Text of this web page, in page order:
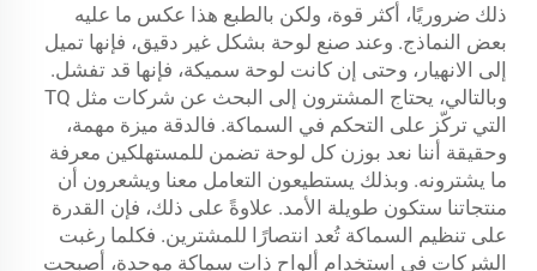
ذلك ضروريًا، أكثر قوة، ولكن بالطبع هذا عكس ما عليه
بعض النماذج. وعند صنع لوحة بشكل غير دقيق، فإنها تميل
إلى الانهيار، وحتى إن كانت لوحة سميكة، فإنها قد تفشل.
وبالتالي، يحتاج المشترون إلى البحث عن شركات مثل TQ
التي تركّز على التحكم في السماكة. فالدقة ميزة مهمة،
وحقيقة أننا نعد بوزن كل لوحة تضمن للمستهلكين معرفة
ما يشترونه. وبذلك يستطيعون التعامل معنا ويشعرون أن
منتجاتنا ستكون طويلة الأمد. علاوةً على ذلك، فإن القدرة
على تنظيم السماكة تُعد انتصارًا للمشترين. فكلما رغبت
الشركات في استخدام ألواح ذات سماكة موحدة، أصبحت